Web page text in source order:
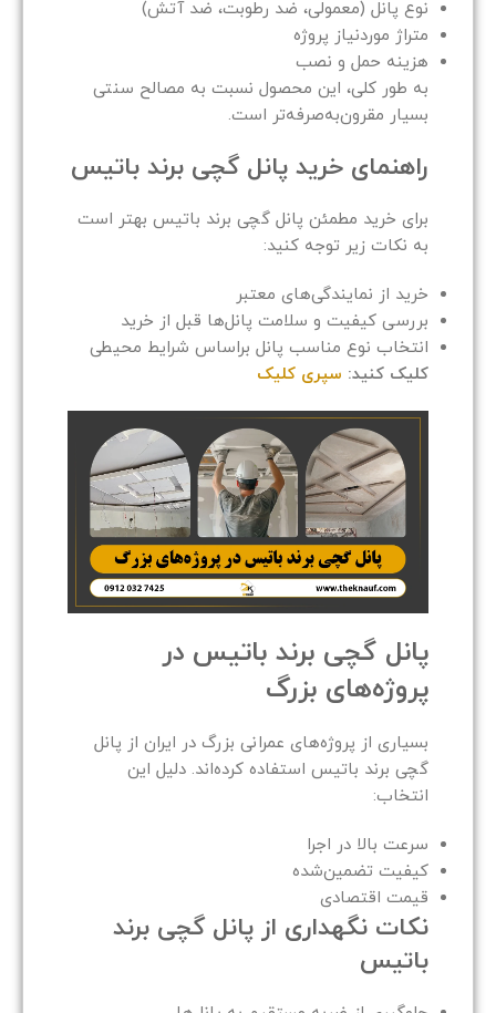
نوع پانل (معمولی، ضد رطوبت، ضد آتش)
متراژ موردنیاز پروژه
هزینه حمل و نصب
به طور کلی، این محصول نسبت به مصالح سنتی
بسیار مقرون‌به‌صرفه‌تر است.
راهنمای خرید پانل گچی برند باتیس
برای خرید مطمئن پانل گچی برند باتیس بهتر است
به نکات زیر توجه کنید:
خرید از نمایندگی‌های معتبر
بررسی کیفیت و سلامت پانل‌ها قبل از خرید
انتخاب نوع مناسب پانل براساس شرایط محیطی
کلیک کنید: سپری کلیک
پانل گچی برند باتیس در
پروژه‌های بزرگ
بسیاری از پروژه‌های عمرانی بزرگ در ایران از پانل
گچی برند باتیس استفاده کرده‌اند. دلیل این
انتخاب:
سرعت بالا در اجرا
کیفیت تضمین‌شده
قیمت اقتصادی
نکات نگهداری از پانل گچی برند
باتیس